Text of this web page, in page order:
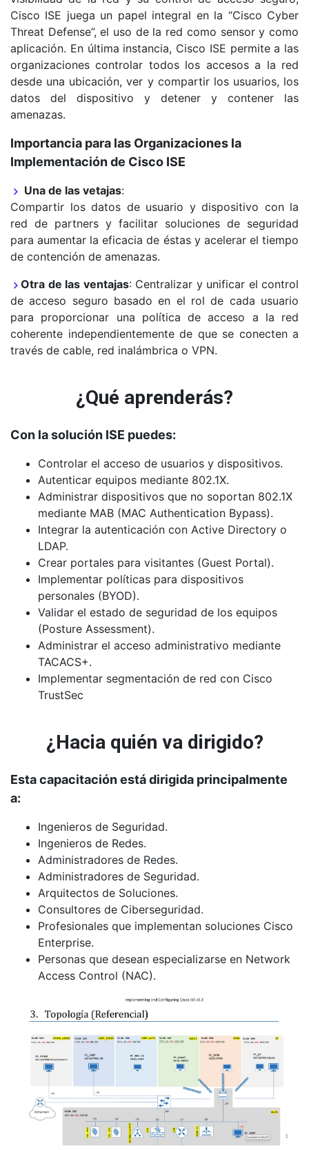
Capitulo 24: Configuracion Client Posture Services
Lab 10: Configuracion Posture Policys
Lab 11: Configuracion Conditions, Posture AV, Firewall
Sesión 07:
Administration
Capitulo 27: Migracion de ACS to ISE
Lab 12: AAA vASA ( Configuracion Policy Sets,
Command Set, Shell Profiles).
Lab 13: AAA CSR 1000v ( Configuracion Policy Sets,
Command Set, Shell Profiles).
Sesión 08:
Capitulo 28: Upgrade, Patch Management,
Capitulo 29: Backup, Reporting ISE.
Capitulo 30: Estrategias de implementacion,
Documentos de Diseño HLD, LLD, NIP
Lab 14: Backup ISE, Troubleshooting & Packet
Capture, Upgrade ISE
Cisco ISE juega un papel integral en la “Cisco Cyber
Threat Defense”, el uso de la red como sensor y como
aplicación. En última instancia, Cisco ISE permite a las
organizaciones controlar todos los accesos a la red
desde una ubicación, ver y compartir los usuarios, los
datos del dispositivo y detener y contener las
amenazas.
Importancia para las Organizaciones la
Implementación de Cisco ISE
Una de las vetajas:
Compartir los datos de usuario y dispositivo con la
red de partners y facilitar soluciones de seguridad
para aumentar la eficacia de éstas y acelerar el tiempo
de contención de amenazas.
Otra de las ventajas: Centralizar y unificar el control
de acceso seguro basado en el rol de cada usuario
para proporcionar una política de acceso a la red
coherente independientemente de que se conecten a
través de cable, red inalámbrica o VPN.
¿Qué aprenderás?
Con la solución ISE puedes:
Controlar el acceso de usuarios y dispositivos.
Autenticar equipos mediante 802.1X.
Administrar dispositivos que no soportan 802.1X
mediante MAB (MAC Authentication Bypass).
Integrar la autenticación con Active Directory o
LDAP.
Crear portales para visitantes (Guest Portal).
Implementar políticas para dispositivos
personales (BYOD).
Validar el estado de seguridad de los equipos
(Posture Assessment).
Administrar el acceso administrativo mediante
TACACS+.
Implementar segmentación de red con Cisco
TrustSec
¿Hacia quién va dirigido?
Esta capacitación está dirigida principalmente
a:
Ingenieros de Seguridad.
Ingenieros de Redes.
Administradores de Redes.
Administradores de Seguridad.
Arquitectos de Soluciones.
Consultores de Ciberseguridad.
Profesionales que implementan soluciones Cisco
Enterprise.
Personas que desean especializarse en Network
Access Control (NAC).